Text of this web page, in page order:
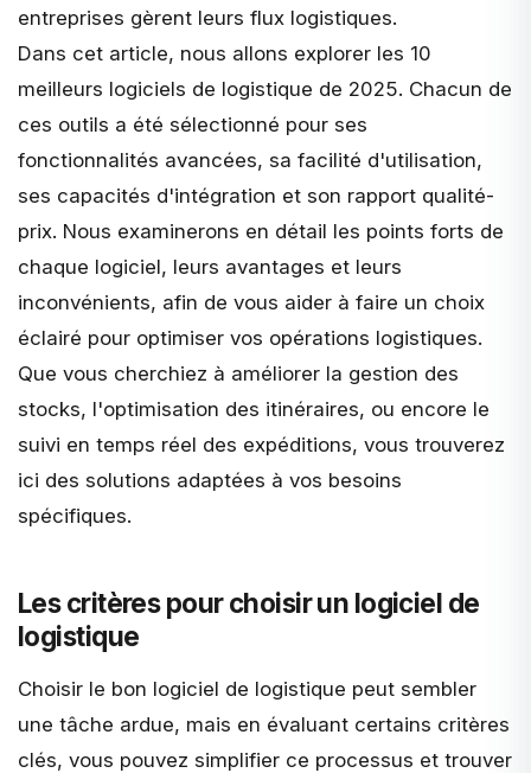
entreprises gèrent leurs flux logistiques.
Dans cet article, nous allons explorer les 10
meilleurs logiciels de logistique de 2025. Chacun de
ces outils a été sélectionné pour ses
fonctionnalités avancées, sa facilité d'utilisation,
ses capacités d'intégration et son rapport qualité-
prix. Nous examinerons en détail les points forts de
chaque logiciel, leurs avantages et leurs
inconvénients, afin de vous aider à faire un choix
éclairé pour optimiser vos opérations logistiques.
Que vous cherchiez à améliorer la gestion des
stocks, l'optimisation des itinéraires, ou encore le
suivi en temps réel des expéditions, vous trouverez
ici des solutions adaptées à vos besoins
spécifiques.
Les critères pour choisir un logiciel de
logistique
Choisir le bon logiciel de logistique peut sembler
une tâche ardue, mais en évaluant certains critères
clés, vous pouvez simplifier ce processus et trouver